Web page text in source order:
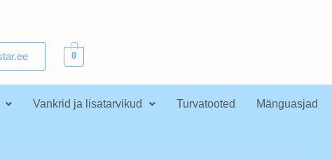
0
Vankrid ja lisatarvikud Turvatooted Mänguasjad